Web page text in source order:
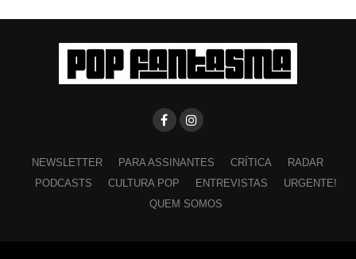
NEWSLETTER PARA ASSINANTES CRÍTICA
RADAR
PODCASTS
CULTURA POP ENTREVISTAS
URGENTE!
QUEM SOMOS